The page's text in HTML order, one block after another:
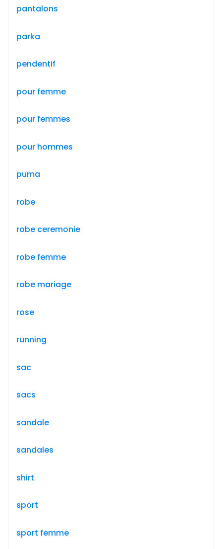
pantalons
parka
pendentif
pour femme
pour femmes
pour hommes
puma
robe
robe ceremonie
robe femme
robe mariage
rose
running
sac
sacs
sandale
sandales
shirt
sport
sport femme